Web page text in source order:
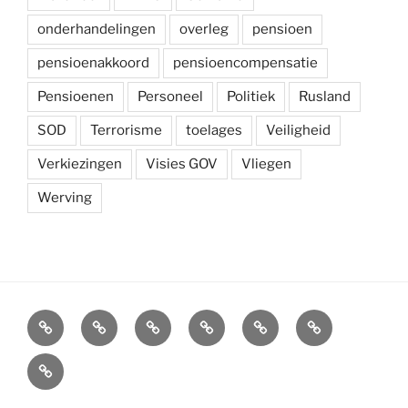
onderhandelingen overleg pensioen
pensioenakkoord pensioencompensatie
Pensioenen Personeel Politiek Rusland
SOD Terrorisme toelages Veiligheid
Verkiezingen Visies GOV Vliegen
Werving
Arbeidsvoorwaarden
Carré
Onze
krijgsmacht
Ledenvoordelen
AfdelingenSymposium
Carré
Overzicht